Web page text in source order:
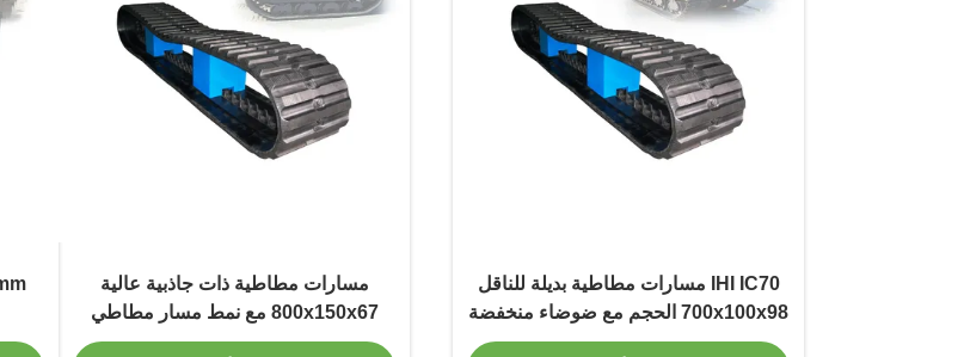
IHI IC70 مسارات مطاطية بديلة للناقل
700x100x98 الحجم مع ضوضاء منخفضة
وقوة سحب عالية للدومبرات
مسارات مطاطية ذات جاذبية عالية
800x150x67 مع نمط مسار مطاطي
صلب لحامل كوماتسو CD110R